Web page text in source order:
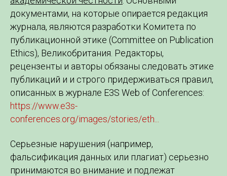
документами, на которые опирается редакция
журнала, являются разработки Комитета по
публикационной этике (Committee on Publication
Ethics), Великобритания. Редакторы,
рецензенты и авторы обязаны следовать этике
публикаций и и строго придерживаться правил,
описанных в журнале E3S Web of Conferences:
https://www.e3s-
conferences.org/images/stories/eth...
Серьезные нарушения (например,
фальсификация данных или плагиат) серьезно
принимаются во внимание и подлежат